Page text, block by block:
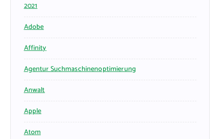
2021
Adobe
Affinity
Agentur Suchmaschinenoptimierung
Anwalt
Apple
Atom